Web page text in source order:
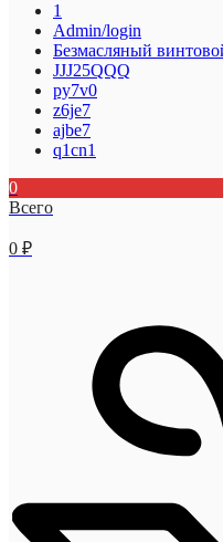
1
Admin/login
Безмасляный
JJJ25QQQ
py7v0
z6je7
ajbe7
q1cn1
0
Всего
0 ₽